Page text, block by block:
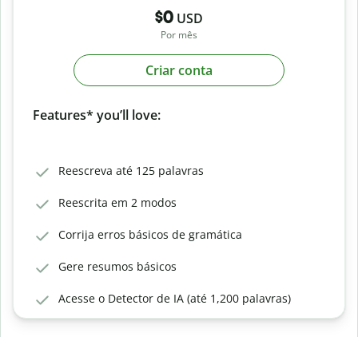
$0 USD
Por mês
Criar conta
Features* you’ll love:
Reescreva até 125 palavras
Reescrita em 2 modos
Corrija erros básicos de gramática
Gere resumos básicos
Acesse o Detector de IA (até 1,200 palavras)